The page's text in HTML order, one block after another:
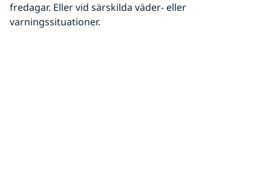
fredagar. Eller vid särskilda väder- eller
varningssituationer.